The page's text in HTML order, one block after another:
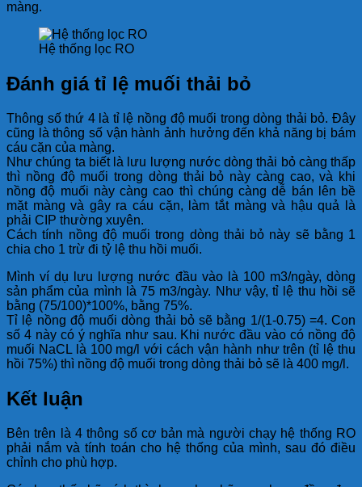
màng.
Hệ thống lọc RO
Đánh giá tỉ lệ muối thải bỏ
Thông số thứ 4 là tỉ lệ nồng độ muối trong dòng thải bỏ. Đây
cũng là thông số vận hành ảnh hưởng đến khả năng bị bám
cáu cặn của màng.
Như chúng ta biết là lưu lượng nước dòng thải bỏ càng thấp
thì nồng độ muối trong dòng thải bỏ này càng cao, và khi
nồng độ muối này càng cao thì chúng càng dễ bán lên bề
mặt màng và gây ra cáu cặn, làm tắt màng và hậu quả là
phải CIP thường xuyên.
Cách tính nồng độ muối trong dòng thải bỏ này sẽ bằng 1
chia cho 1 trừ đi tỷ lệ thu hồi muối.
Mình ví dụ lưu lượng nước đầu vào là 100 m3/ngày, dòng
sản phẩm của mình là 75 m3/ngày. Như vậy, tỉ lệ thu hồi sẽ
bằng (75/100)*100%, bằng 75%.
Tỉ lệ nồng độ muối dòng thải bỏ sẽ bằng 1/(1-0.75) =4. Con
số 4 này có ý nghĩa như sau. Khi nước đầu vào có nồng độ
muối NaCL là 100 mg/l với cách vận hành như trên (tỉ lệ thu
hồi 75%) thì nồng độ muối trong dòng thải bỏ sẽ là 400 mg/l.
Kết luận
Bên trên là 4 thông số cơ bản mà người chạy hệ thống RO
phải nắm và tính toán cho hệ thống của mình, sau đó điều
chỉnh cho phù hợp.